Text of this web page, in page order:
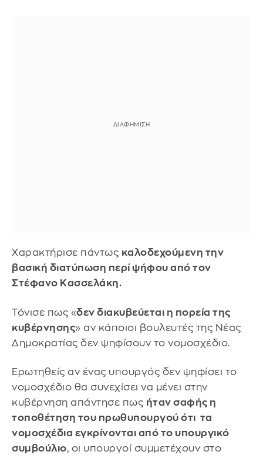
Χαρακτήρισε πάντως καλοδεχούμενη την
βασική διατύπωση περί ψήφου από τον
Στέφανο Κασσελάκη.
Τόνισε πως «δεν διακυβεύεται η πορεία της
κυβέρνησης» αν κάποιοι βουλευτές της Νέας
Δημοκρατίας δεν ψηφίσουν το νομοσχέδιο.
Ερωτηθείς αν ένας υπουργός δεν ψηφίσει το
νομοσχέδιο θα συνεχίσει να μένει στην
κυβέρνηση απάντησε πως ήταν σαφής η
τοποθέτηση του πρωθυπουργού ότι τα
νομοσχέδια εγκρίνονται από το υπουργικό
συμβούλιο, οι υπουργοί συμμετέχουν στο